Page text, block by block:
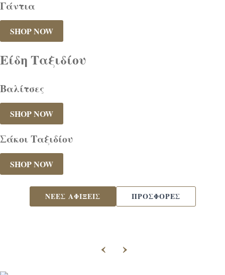
Γάντια
SHOP NOW
Είδη Ταξιδίου
Βαλίτσες
SHOP NOW
Σάκοι Ταξιδίου
SHOP NOW
ΝΕΕΣ ΑΦΙΞΕΙΣ ΠΡΟΣΦΟΡΕΣ
‹ ›